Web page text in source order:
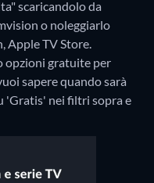
scaricandolo da
o noleggiarlo
Apple TV Store.
opzioni gratuite per
sapere quando sarà
'Gratis' nei filtri sopra e